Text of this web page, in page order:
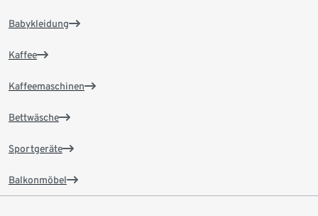
Babykleidung
Kaffee
Kaffeemaschinen
Bettwäsche
Sportgeräte
Balkonmöbel